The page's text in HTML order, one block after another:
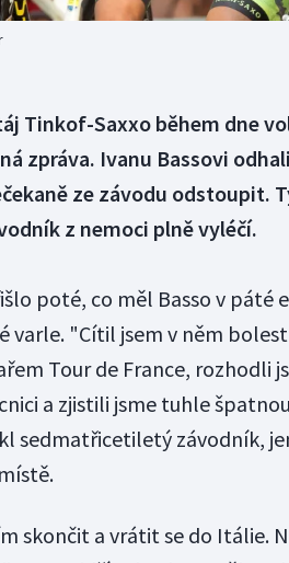
Tinkof-Saxxo během dne
zpráva. Ivanu Bassovi
ze závodu odstoupit.
z nemoci plně vyléčí.
poté, co měl Basso v páté
varle. "Cítil jsem v něm bolest
Tour de France, rozhodli
a zjistili jsme tuhle
sedmatřicetiletý závodník,
skončit a vrátit se do Itálie.